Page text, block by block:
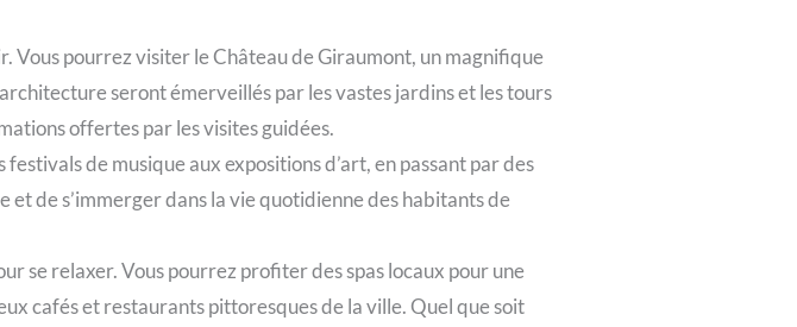
Vous pourrez visiter le Château de Giraumont, un magnifique
seront émerveillés par les vastes jardins et les tours
offertes par les visites guidées.
de musique aux expositions d’art, en passant par des
de s’immerger dans la vie quotidienne des habitants de
se relaxer. Vous pourrez profiter des spas locaux pour une
cafés et restaurants pittoresques de la ville. Quel que soit